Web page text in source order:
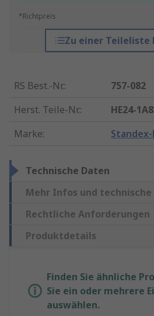
*Richtpreis
Zu einer Teileliste
RS Best.-Nr.:
757-082
Herst. Teile-Nr.:
HE24-
Marke:
Technische Daten
Mehr Infos und
Rechtliche Anforderungen
Produktdetails
Finden Sie ähnliche
Sie ein oder mehrere
auswählen.